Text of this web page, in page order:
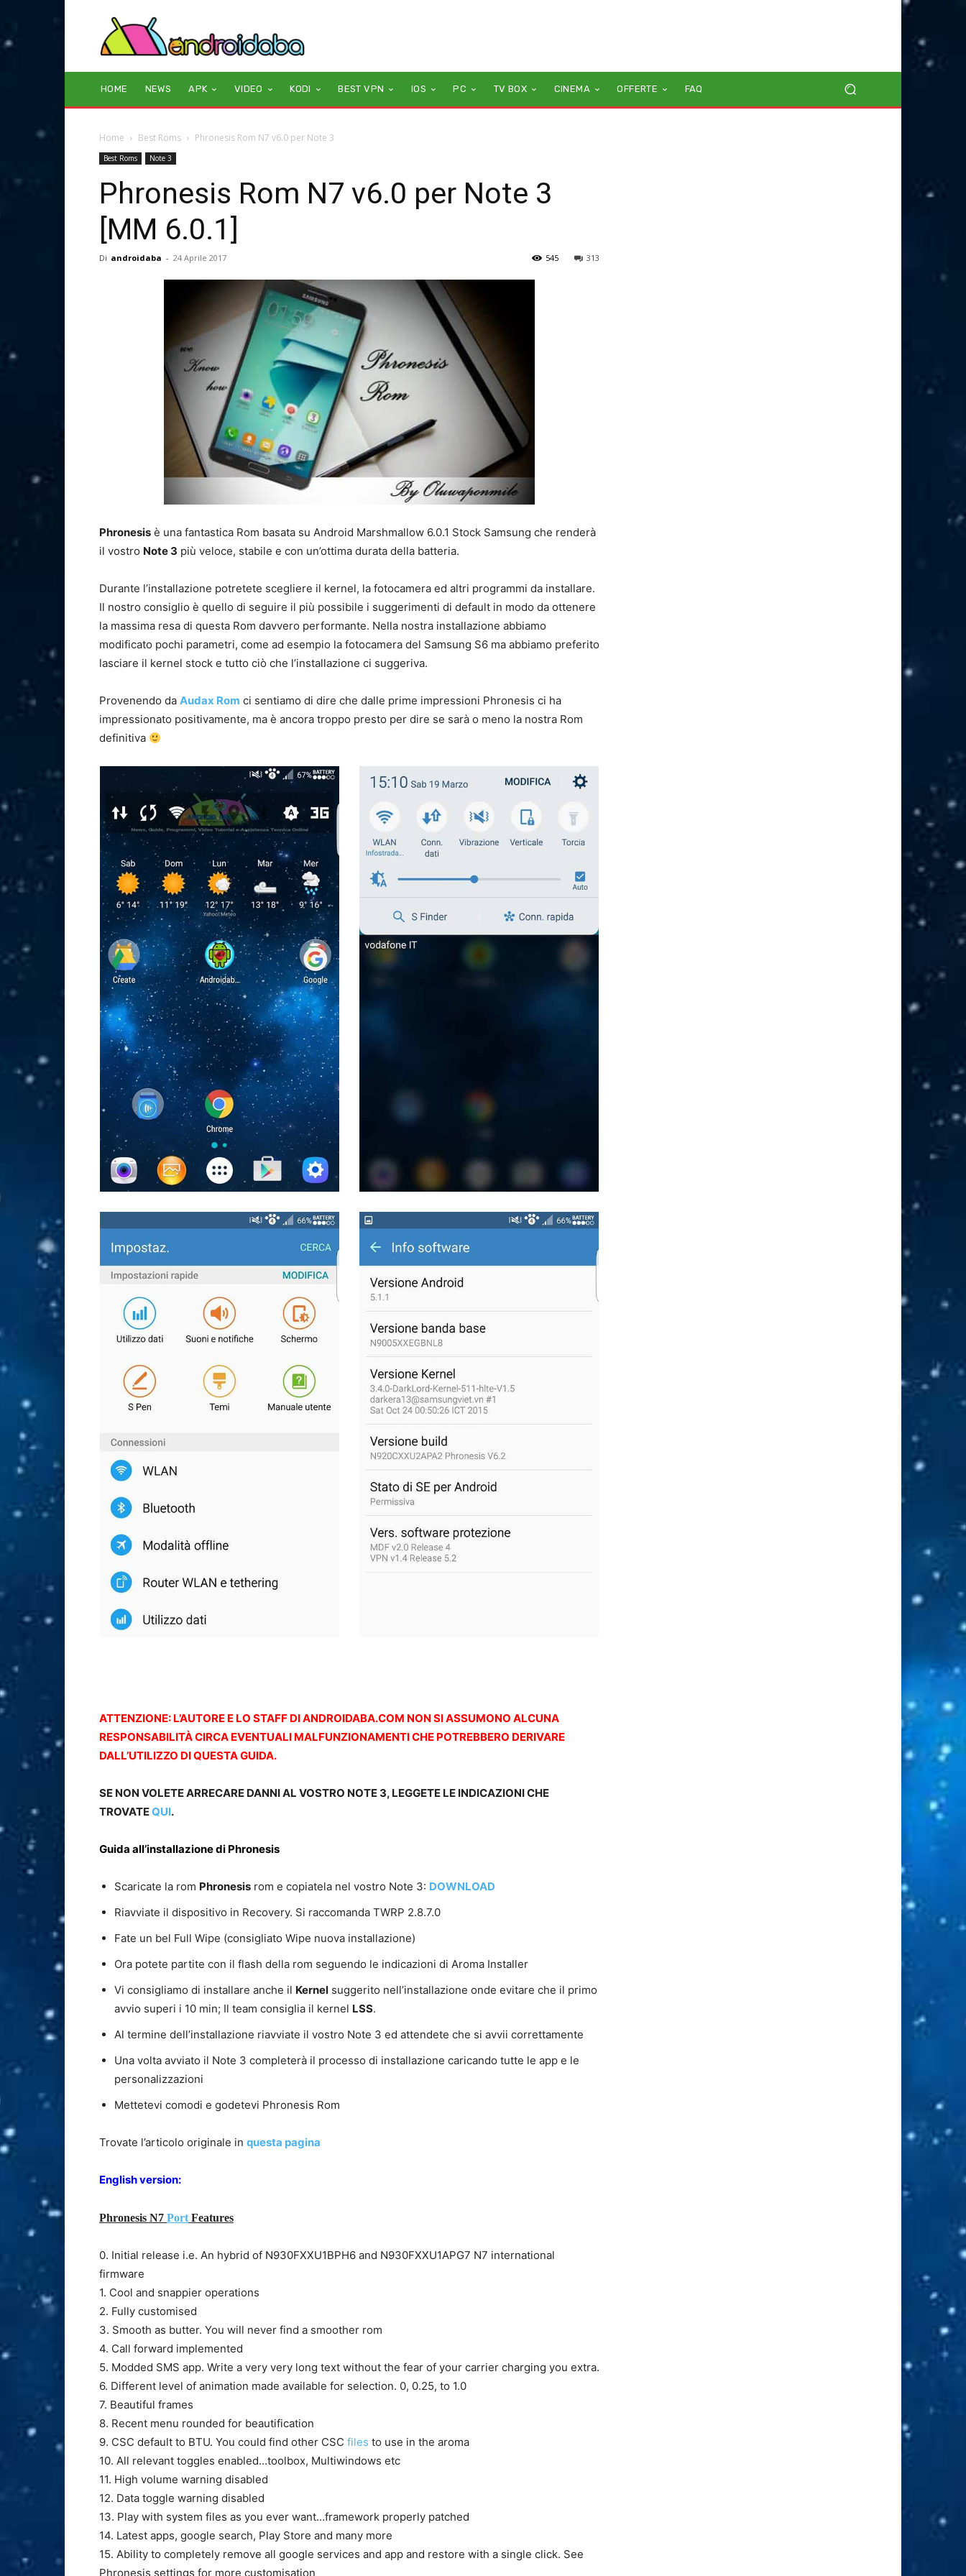
HOME NEWS APK VIDEO KODI BEST VPN IOS PC TV BOX CINEMA OFFERTE FAQ
Home Best Roms Phronesis Rom N7 v6.0 per Note 3
Best Roms Note 3
Phronesis Rom N7 v6.0 per Note 3
[MM 6.0.1]
Di androidaba - 24 Aprile 2017 313
545
Phronesis è una fantastica Rom basata su Android Marshmallow 6.0.1 Stock Samsung che renderà
il vostro Note 3 più veloce, stabile e con un’ottima durata della batteria.
Durante l’installazione potretete scegliere il kernel, la fotocamera ed altri programmi da installare.
Il nostro consiglio è quello di seguire il più possibile i suggerimenti di default in modo da ottenere
la massima resa di questa Rom davvero performante. Nella nostra installazione abbiamo
modificato pochi parametri, come ad esempio la fotocamera del Samsung S6 ma abbiamo preferito
lasciare il kernel stock e tutto ciò che l’installazione ci suggeriva.
Provenendo da Audax Rom ci sentiamo di dire che dalle prime impressioni Phronesis ci ha
impressionato positivamente, ma è ancora troppo presto per dire se sarà o meno la nostra Rom
definitiva
ATTENZIONE: L’AUTORE E LO STAFF DI ANDROIDABA.COM NON SI ASSUMONO ALCUNA
RESPONSABILITÀ CIRCA EVENTUALI MALFUNZIONAMENTI CHE POTREBBERO DERIVARE
DALL’UTILIZZO DI QUESTA GUIDA.
SE NON VOLETE ARRECARE DANNI AL VOSTRO NOTE 3, LEGGETE LE INDICAZIONI CHE
TROVATEQUI.
Guida all’installazione di Phronesis
Scaricate la rom Phronesis rom e copiatela nel vostro Note 3: DOWNLOAD
Riavviate il dispositivo in Recovery. Si raccomanda TWRP 2.8.7.0
Fate un bel Full Wipe (consigliato Wipe nuova installazione)
Ora potete partite con il flash della rom seguendo le indicazioni di Aroma Installer
Vi consigliamo di installare anche il Kernel suggerito nell’installazione onde evitare che il primo
avvio superi i 10 min; Il team consiglia il kernel LSS.
Al termine dell’installazione riavviate il vostro Note 3 ed attendete che si avvii correttamente
Una volta avviato il Note 3 completerà il processo di installazione caricando tutte le app e le
personalizzazioni
Mettetevi comodi e godetevi Phronesis Rom
Trovate l’articolo originale in questa pagina
English version:
Phronesis N7 Port Features
0. Initial release i.e. An hybrid of N930FXXU1BPH6 and N930FXXU1APG7 N7 international
firmware
1. Cool and snappier operations
2. Fully customised
3. Smooth as butter. You will never find a smoother rom
4. Call forward implemented
5. Modded SMS app. Write a very very long text without the fear of your carrier charging you extra.
6. Different level of animation made available for selection. 0, 0.25, to 1.0
7. Beautiful frames
8. Recent menu rounded for beautification
9. CSC default to BTU. You could find other CSC files to use in the aroma
10. All relevant toggles enabled…toolbox, Multiwindows etc
11. High volume warning disabled
12. Data toggle warning disabled
13. Play with system files as you ever want…framework properly patched
14. Latest apps, google search, Play Store and many more
15. Ability to completely remove all google services and app and restore with a single click. See
Phronesis settings for more customisation